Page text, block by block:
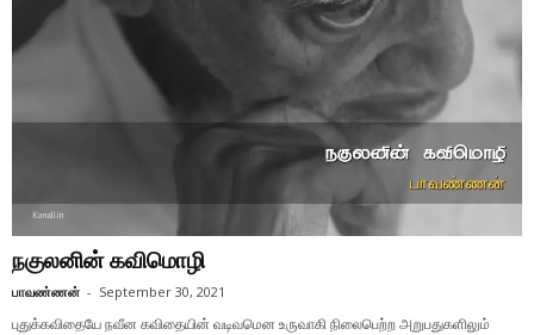
நகுலனின் கவிமொழி
பாவண்ணன் - September 30, 2021
புதுக்கவிதையே நவீன கவிதையின் வடிவமென உருவாகி நிலைபெற்ற அறுபதுகளிலும்